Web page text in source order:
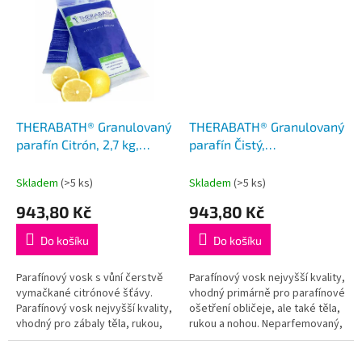
THERABATH® Granulovaný
parafín Citrón, 2,7 kg,
Skladem (>5 ks)
943,80 Kč
Do košíku
Parafínový vosk s vůní čerstvě
vymačkané citrónové šťávy.
Parafínový vosk nejvyšší kvality,
vhodný pro zábaly těla, rukou,
nohou. S obsahem esenciálního
THERABATH® Granulovaný
parafín Čistý,
perličky
Skladem (>5 ks)
943,80 Kč
Do košíku
Parafínový vosk nejvyšší kvality,
vhodný primárně pro parafínové
ošetření obličeje, ale také těla,
rukou a nohou. Neparfemovaný,
hypoalergenní, bez vůně a